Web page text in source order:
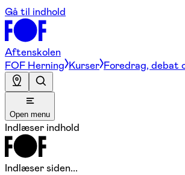
Gå til indhold
Aftenskolen
FOF Herning Kurser Foredrag, debat
Open menu
Indlæser indhold
Indlæser siden...